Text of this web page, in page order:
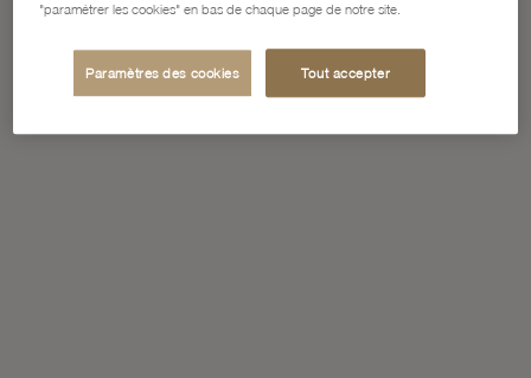
"paramétrer les cookies" en bas de chaque page de notre site.
Paramètres des cookies Tout accepter